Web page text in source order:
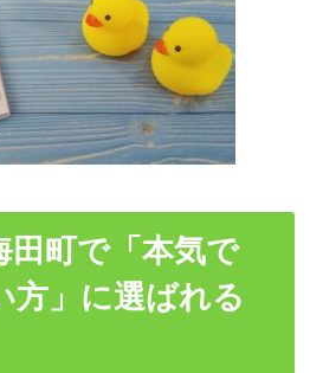
田町で「本気で
方」に選ばれる